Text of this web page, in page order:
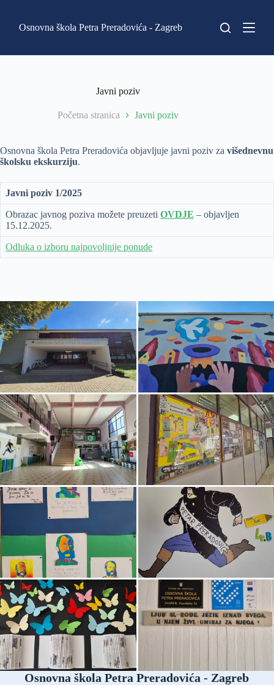
k
r
ž
Osnovna škola Petra Preradovića - Zagreb
Javni poziv
Početna stranica Javni poziv
Osnovna škola Petra Preradovića objavljuje javni poziv za višednevnu
školsku ekskurziju.
Javni poziv 1/2025
Obrazac javnog poziva možete preuzeti OVDJE – objavljen
15.12.2025.
Odluka o izboru najpovoljnije ponude
Osnovna škola Petra Preradovića - Zagreb